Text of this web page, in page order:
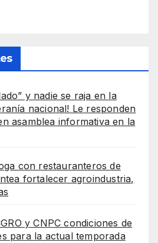
y nadie se raja en la
nacional! Le responden
asamblea informativa en la
con restauranteros de
fortalecer agroindustria,
y CNPC condiciones de
para la actual temporada